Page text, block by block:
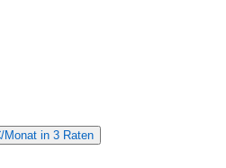
Monat in 3 Raten